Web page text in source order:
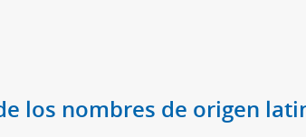
los nombres de origen